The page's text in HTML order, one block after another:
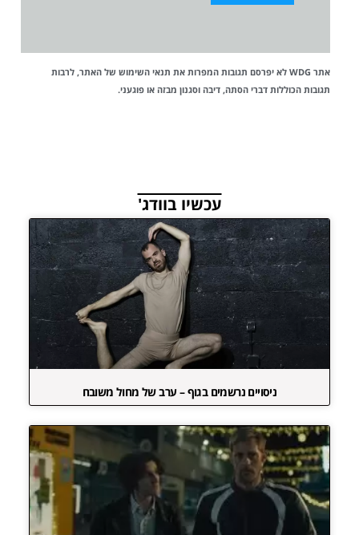
אתר WDG לא יפרסם תגובות המפרות את תנאי השימוש של האתר, לרבות
תגובות הכוללות דברי הסתה, דיבה וסגנון מבזה או פוגעני.
עכשיו בוודג'
ניסויים נרשמים בגוף – ערב של מחול משובח